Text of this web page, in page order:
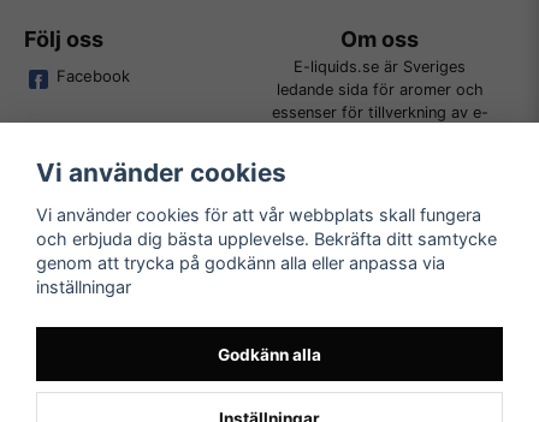
Följ oss
Facebook
Om oss
E-liquids.se är Sveriges
ledande sida för aromer och
essenser för tillverkning av e-
Kundtjänst
Tveka inte att kontakta oss på
order@e-liquids.se om du har
några frågor, funderingar eller
önskemål om produkter!
Läs mer
FAQ
Vi använder cookies
Vi använder cookies för att vår webbplats skall fungera
och erbjuda dig bästa upplevelse. Bekräfta ditt samtycke
genom att trycka på godkänn alla eller anpassa via
inställningar
Godkänn alla